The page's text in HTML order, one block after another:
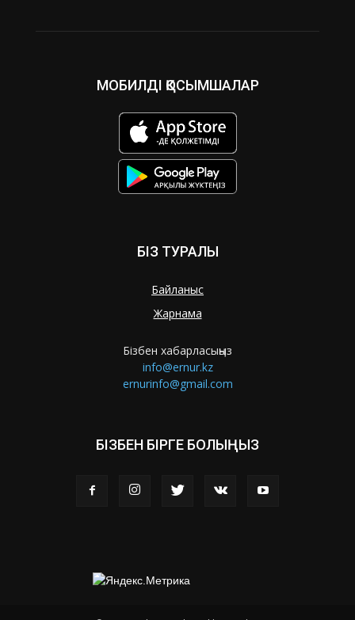
МОБИЛДІ ҚОСЫМШАЛАР
БІЗ ТУРАЛЫ
Байланыс
Жарнама
Бізбен хабарласыңыз
info@ernur.kz
ernurinfo@gmail.com
БІЗБЕН БІРГЕ БОЛЫҢЫЗ